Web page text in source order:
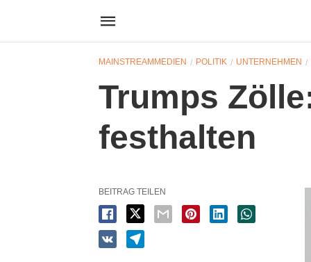
MAINSTREAMMEDIEN POLITIK UNTERNEHMEN
Trumps
festhalten
BEITRAG TEILEN